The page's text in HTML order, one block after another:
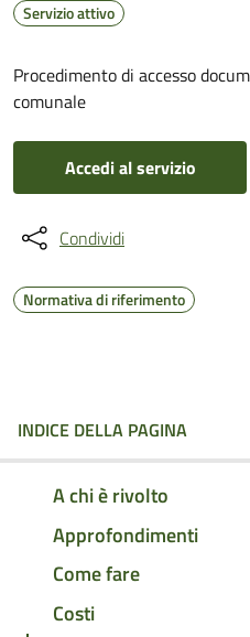
Servizio attivo
Procedimento di accesso
comunale
Accedi al servizio
Condividi
Normativa di riferimento
INDICE DELLA PAGINA
A chi è rivolto
Approfondimenti
Come fare
Costi